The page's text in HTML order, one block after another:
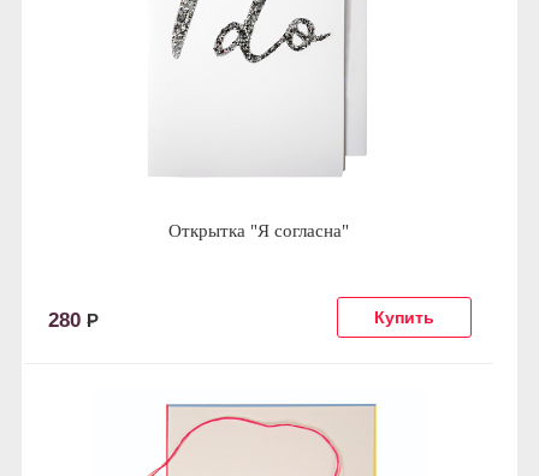
Открытка "Я согласна"
280 Р